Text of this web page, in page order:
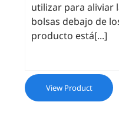
utilizar para aliviar
bolsas debajo de
producto está[...]
View Product